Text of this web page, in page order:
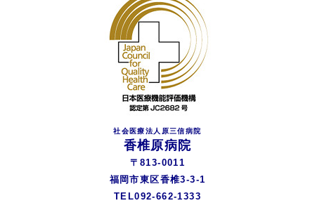
社会医療法人原三信病院
香椎原病院
〒813-0011
福岡市東区香椎3-3-1
TEL092-662-1333